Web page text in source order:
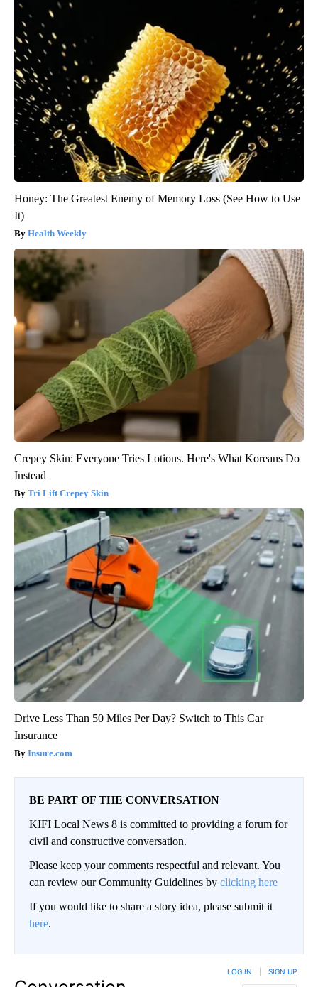
Honey: The Greatest Enemy of Memory Loss (See How to Use
It)
Health Weekly
Crepey Skin: Everyone Tries Lotions. Here's What Koreans Do
Instead
Tri Lift Crepey Skin
Drive Less Than 50 Miles Per Day? Switch to This Car
Insurance
Insure.com
BE PART OF THE CONVERSATION
KIFI Local News 8 is committed to providing a forum for
civil and constructive conversation.
Please keep your comments respectful and relevant. You
can review our Community Guidelines by clicking here
If you would like to share a story idea, please submit it
here.
LOG IN SIGN UP